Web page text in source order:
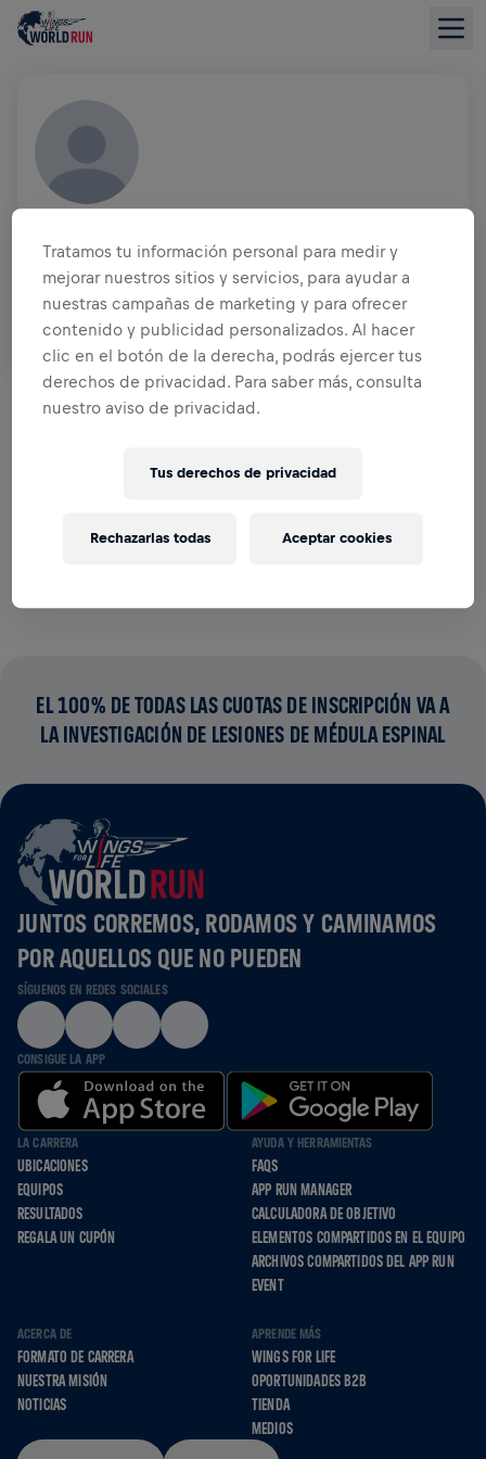
ITA
DESPAR
RESUMEN DE RECAUDACIÓN DE FONDOS
¡Dona para marcar la diferencia! El 100% de lo
EL 100% DE TODAS LAS CUOTAS DE INSCRIPCIÓN VA A
LA INVESTIGACIÓN DE LESIONES DE MÉDULA ESPINAL
JUNTOS CORREMOS, RODAMOS Y CAMINAMOS
POR AQUELLOS QUE NO PUEDEN
SÍGUENOS EN REDES SOCIALES
CONSIGUE LA APP
LA CARRERA
UBICACIONES
EQUIPOS
RESULTADOS
REGALA UN CUPÓN
AYUDA Y HERRAMIENTAS
FAQS
APP RUN MANAGER
CALCULADORA DE OBJETIVO
ELEMENTOS COMPARTIDOS EN EL EQUIPO
ARCHIVOS COMPARTIDOS DEL APP RUN
EVENT
ACERCA DE
FORMATO DE CARRERA
NUESTRA MISIÓN
NOTICIAS
APRENDE MÁS
WINGS FOR LIFE
OPORTUNIDADES B2B
TIENDA
MEDIOS
Tratamos tu información personal para medir y
mejorar nuestros sitios y servicios, para ayudar a
nuestras campañas de marketing y para ofrecer
contenido y publicidad personalizados. Al hacer
clic en el botón de la derecha, podrás ejercer tus
derechos de privacidad. Para saber más, consulta
nuestro aviso de privacidad.
Tus derechos de privacidad
Rechazarlas todas Aceptar cookies